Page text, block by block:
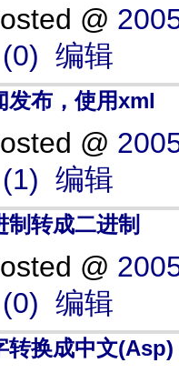
@
编辑
发布，使用xml
@
编辑
制转成二进制
@
编辑
转换成中文(Asp)